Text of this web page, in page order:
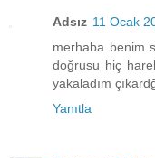
Adsız 11 Ocak
merhaba benim
doğrusu hiç
yakaladım
Yanıtla